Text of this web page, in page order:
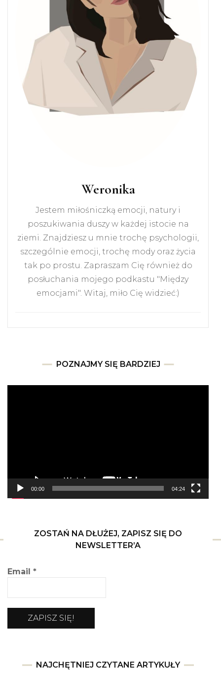
Weronika
Jestem miłośniczką emocji, natury i
poszukiwania duszy w każdej istocie na
ziemi. Znajdziesz u mnie trochę psychologii,
szczególnie emocji, trochę mody oraz życia
tak po prostu. Zapraszam Cię również do
posłuchania mojego podkastu "Między
emocjami". Witaj, miło Cię widzieć:)
POZNAJMY SIĘ BARDZIEJ
00:00 04:24
ZOSTAŃ NA DŁUŻEJ, ZAPISZ SIĘ DO
NEWSLETTER’A
Email *
NAJCHĘTNIEJ CZYTANE ARTYKUŁY